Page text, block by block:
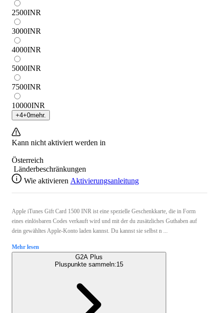
2500INR
3000INR
4000INR
5000INR
7500INR
10000INR
+4+0mehr.
Kann nicht aktiviert werden in
Österreich
Länderbeschränkungen
Wie aktivieren Aktivierungsanleitung
Apple iTunes Gift Card 1500 INR ist eine spezielle Geschenkkarte, die in Form
eines einlösbaren Codes verkauft wird und mit der du zusätzliches Guthaben auf
dein gewähltes Apple-Konto laden kannst. Du kannst sie selbst n ...
Mehr lesen
G2A Plus
Pluspunkte sammeln:15